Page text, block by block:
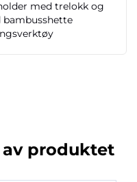
med trelokk og
bambusshette
produktet